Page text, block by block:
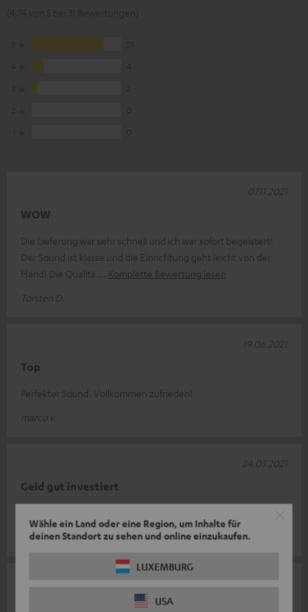
Wähle ein Land oder eine Region, um Inhalte für
deinen Standort zu sehen und online einzukaufen.
LUXEMBURG
USA
WOW
Die Lieferung war sehr schnell und ich war sofort begeistert!
Der Sound ist klasse und die Einrichtung geht leicht von der
Hand! Die Qualitä
Komplette Bewertung lesen
Torsten D.
07.11.2021
Top
Perfekter Sound. Vollkommen zufrieden!
marco v.
19.06.2021
Geld gut investiert
Florian W.
24.03.2021